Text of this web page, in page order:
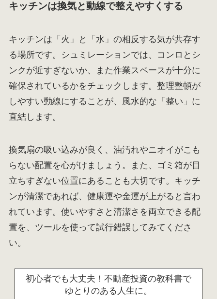
キッチンは換気と動線で整えやすくする
キッチンは「火」と「水」の相反する気が共存す
る場所です。シュミレーションでは、コンロとシ
ンクが近すぎないか、また作業スペースが十分に
確保されているかをチェックします。整理整頓が
しやすい動線にすることが、風水的な「整い」に
直結します。
換気扇の吸い込みが良く、油汚れやニオイがこも
らない配置を心がけましょう。また、ゴミ箱が目
立ちすぎない位置にあることも大切です。キッチ
ンが清潔であれば、健康運や金運が上がると言わ
れています。使いやすさと清潔さを両立できる配
置を、ツールを使って試行錯誤してみてくださ
い。
初心者でも大丈夫！不動産投資の教科書で
ゆとりのある人生に。